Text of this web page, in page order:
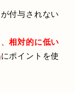
付与されない
相対的に低い
にポイントを使